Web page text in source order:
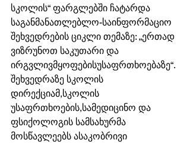
სკოლის“ ფარგლებში ჩატარდა
საგანმანათლებლო-საინფორმაციო
შეხვედრების ციკლი თემაზე: „ერთად
ვიზრუნოთ საკუთარი და
ირგვლივმყოფებისუსაფრთხოებაზე“.
შეხვედრაზე სკოლის
დირექციამ,სკოლის
უსაფრთხოების,სამედიცინო და
ფსიქოლოგის სამსახურმა
მოსწავლეებს ასაკობრივი